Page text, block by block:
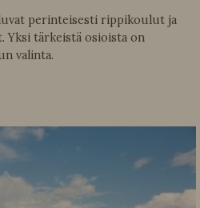
perinteisesti rippikoulut ja
tärkeistä osioista on
valinta.